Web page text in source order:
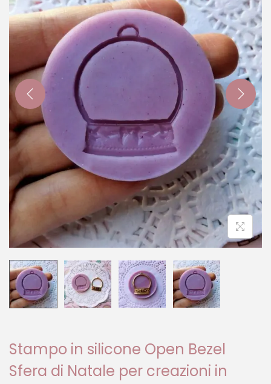
Stampo in silicone Open Bezel
Sfera di Natale per creazioni in